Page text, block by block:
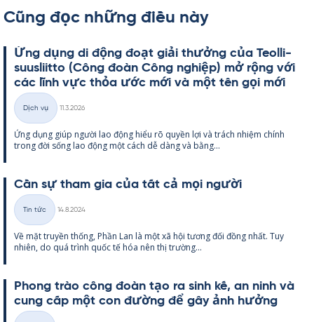
Cũng đọc những điều này
Ứng dụng di động đoạt giải thưởng của Teol­li­
suus­liitto (Công đoàn Công ng­hiệp) mở rộng với
các lĩnh vực thỏa ước mới và một tên gọi mới
Thể
loại
Dịch vụ
11.3.2026
Ứng dụng giúp người lao động hiểu rõ qu­yền lợi và trách nhiệm chính
trong đời sống lao động một cách dễ dàng và bằng...
Cần sự tham gia của tất cả mọi người
Thể
loại
Tin tức
14.8.2024
Về mặt tru­yền thống, Phần Lan là một xã hội tương đối đồng nhất. Tuy
nhiên, do quá trình quốc tế hóa nên thị trường...
Phong trào công đoàn tạo ra sinh kế, an ninh và
cung cấp một con đường để gây ảnh hưởng